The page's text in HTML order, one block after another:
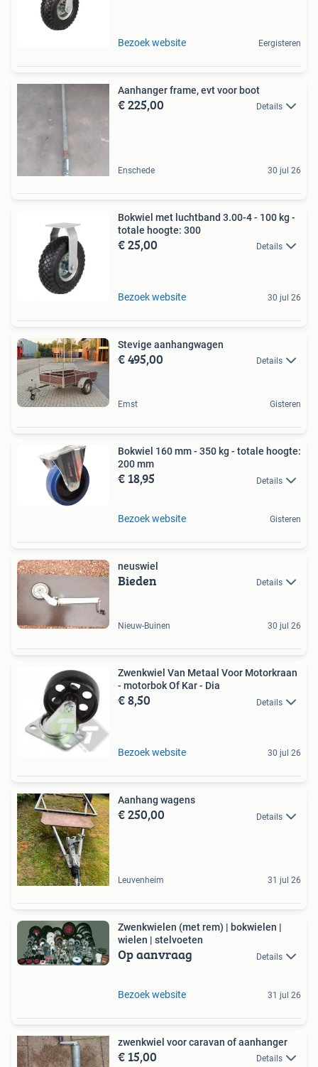
Bezoek website Eergisteren
Aanhanger frame, evt voor boot
€ 225,00 Details
Enschede 30 jul 26
Bokwiel met luchtband 3.00-4 - 100 kg -
totale hoogte: 300
€ 25,00 Details
Bezoek website 30 jul 26
Stevige aanhangwagen
€ 495,00 Details
Emst Gisteren
Bokwiel 160 mm - 350 kg - totale hoogte:
200 mm
€ 18,95 Details
Bezoek website Gisteren
neuswiel
Bieden Details
Nieuw-Buinen 30 jul 26
Zwenkwiel Van Metaal Voor Motorkraan
- motorbok Of Kar - Dia
€ 8,50 Details
Bezoek website 30 jul 26
Aanhang wagens
€ 250,00 Details
Leuvenheim 31 jul 26
Zwenkwielen (met rem) | bokwielen |
wielen | stelvoeten
Op aanvraag Details
Bezoek website 31 jul 26
zwenkwiel voor caravan of aanhanger
€ 15,00 Details